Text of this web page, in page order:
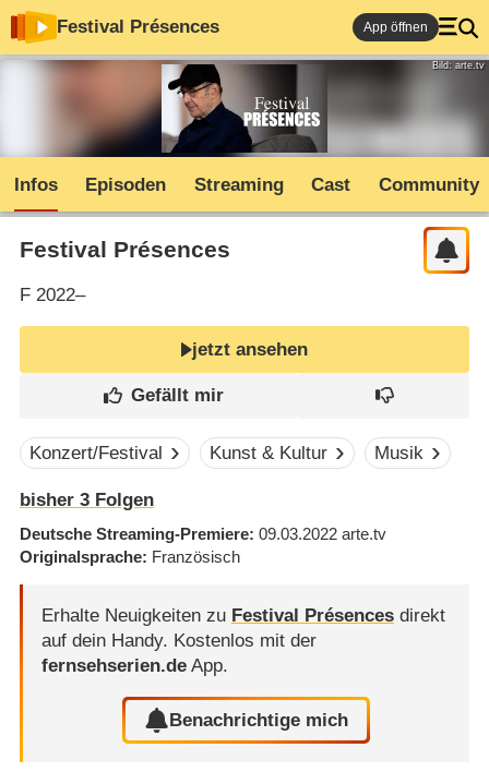
Festival Présences App öffnen
Bild: arte.tv
Infos Episoden Streaming Cast Community
Festival Présences
F2022–
jetzt ansehen
Konzert/Festival Kunst & Kultur Musik
bisher 3Folgen
Deutsche Streaming-Premiere 09.03.2022 arte.tv
Originalsprache Französisch
Erhalte Neuigkeiten zu Festival Présencesdirekt
auf dein Handy. Kostenlos mit der
fernsehserien.deApp.
Benachrichtige mich